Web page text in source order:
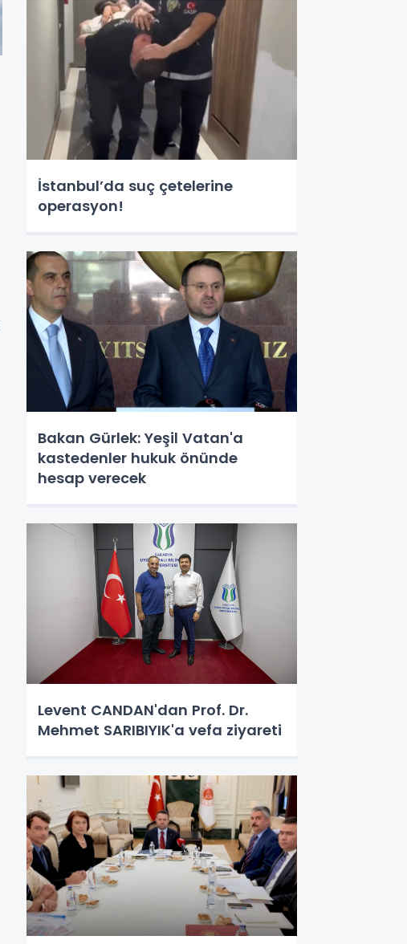
İstanbul’da suç çetelerine
operasyon!
Bakan Gürlek: Yeşil Vatan'a
kastedenler hukuk önünde
hesap verecek
Levent CANDAN'dan Prof. Dr.
Mehmet SARIBIYIK'a vefa ziyareti